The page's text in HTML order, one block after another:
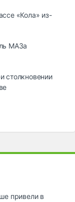
«Кола» из-
МАЗа
столкновении
привели в